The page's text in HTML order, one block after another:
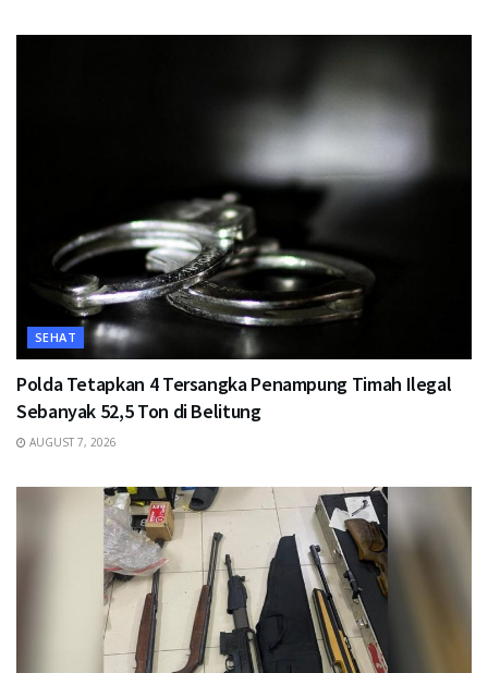
SEHAT
Polda Tetapkan 4 Tersangka Penampung Timah Ilegal
Sebanyak 52,5 Ton di Belitung
AUGUST 7, 2026